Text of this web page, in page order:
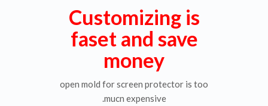
Customizing is
faset and save
money
open mold for screen protector is too
mucn expensive.